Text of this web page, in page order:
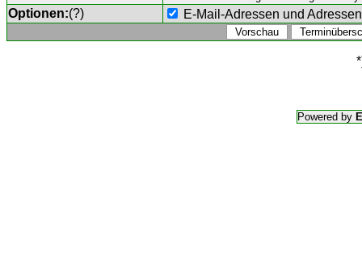
Optionen:(?) E-Mail-Adressen und
Powered by